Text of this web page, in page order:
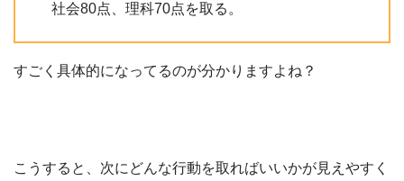
社会80点、理科70点を取る。
すごく具体的になってるのが分かりますよね？
こうすると、次にどんな行動を取ればいいかが見えやすく